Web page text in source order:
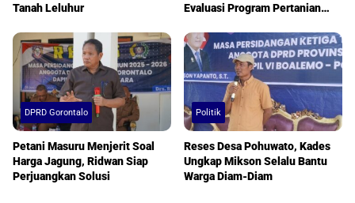
Tanah Leluhur
Evaluasi Program Pertanian
DPRD Gorontalo
Petani Masuru Menjerit Soal
Harga Jagung, Ridwan Siap
Perjuangkan Solusi
Politik
Reses Desa Pohuwato, Kades
Ungkap Mikson Selalu Bantu
Warga Diam-Diam